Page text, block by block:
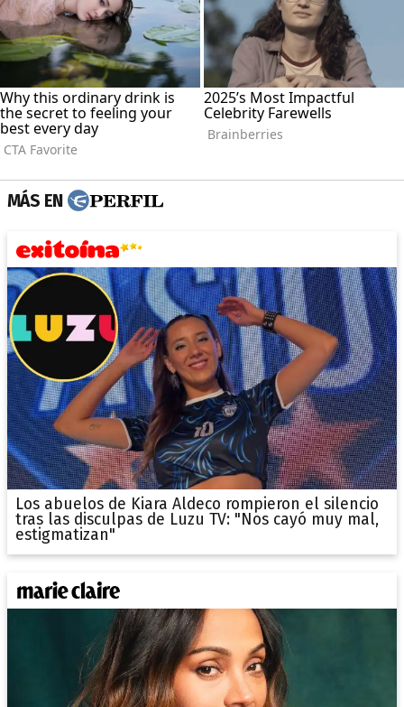
MÁS EN
Los abuelos de Kiara Aldeco rompieron el silencio
tras las disculpas de Luzu TV: "Nos cayó muy mal,
estigmatizan"